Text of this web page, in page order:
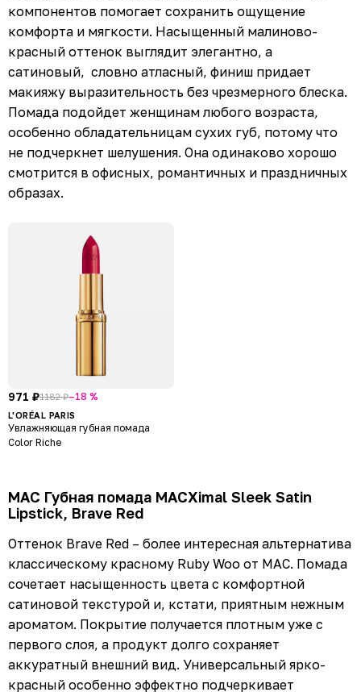
компонентов помогает сохранить ощущение
комфорта и мягкости. Насыщенный малиново-
красный оттенок выглядит элегантно, а
сатиновый, словно атласный, финиш придает
макияжу выразительность без чрезмерного блеска.
Помада подойдет женщинам любого возраста,
особенно обладательницам сухих губ, потому что
не подчеркнет шелушения. Она одинаково хорошо
смотрится в офисных, романтичных и праздничных
образах.
971 ₽1182 ₽–18 %
L'ORÉAL PARIS
Увлажняющая губная помада
Color Riche
MAC Губная помада MACXimal Sleek Satin
Lipstick, Brave Red
Оттенок Brave Red – более интересная альтернатива
классическому красному Ruby Woo от MAC. Помада
сочетает насыщенность цвета с комфортной
сатиновой текстурой и, кстати, приятным нежным
ароматом. Покрытие получается плотным уже с
первого слоя, а продукт долго сохраняет
аккуратный внешний вид. Универсальный ярко-
красный особенно эффектно подчеркивает